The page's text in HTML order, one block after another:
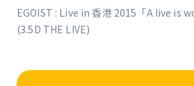
EGOIST : Live in 香港 2015「A live is
(3.5D THE LIVE)